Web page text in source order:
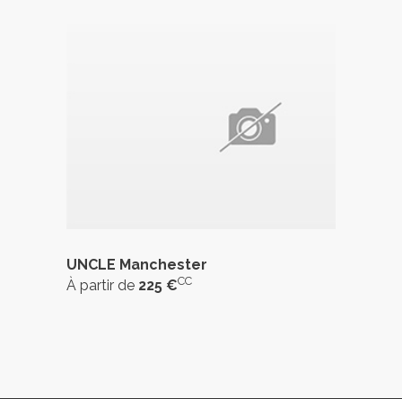
UNCLE Manchester
À partir de 225 €CC